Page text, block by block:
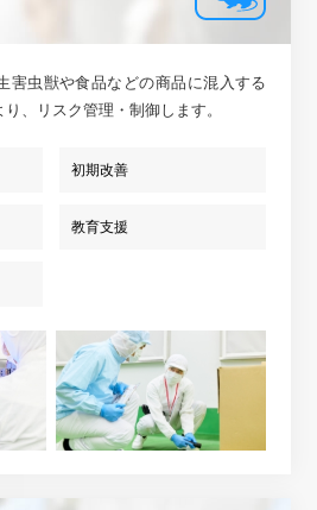
害虫獣や食品などの商品に混入する
、リスク管理・制御します。
初期改善
教育支援